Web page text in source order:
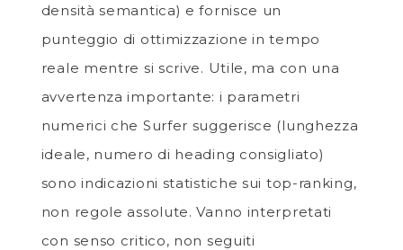
densità semantica) e fornisce un
punteggio di ottimizzazione in tempo
reale mentre si scrive. Utile, ma con una
avvertenza importante: i parametri
numerici che Surfer suggerisce (lunghezza
ideale, numero di heading consigliato)
sono indicazioni statistiche sui top-ranking,
non regole assolute. Vanno interpretati
con senso critico, non seguiti